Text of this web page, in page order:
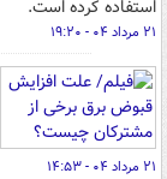
استفاده کرده است.
۲۱ مرداد ۰۴ - ۱۹:۲۰
۲۱ مرداد ۰۴ - ۱۴:۵۳